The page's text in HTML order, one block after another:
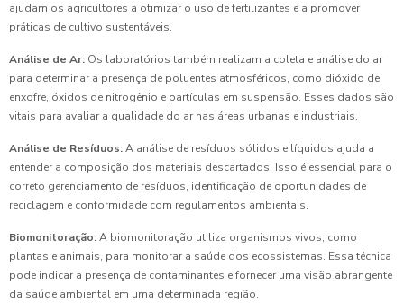
ajudam os agricultores a otimizar o uso de fertilizantes e a promover
práticas de cultivo sustentáveis.
Análise de Ar: Os laboratórios também realizam a coleta e análise do ar
para determinar a presença de poluentes atmosféricos, como dióxido de
enxofre, óxidos de nitrogênio e partículas em suspensão. Esses dados são
vitais para avaliar a qualidade do ar nas áreas urbanas e industriais.
Análise de Resíduos:A análise de resíduos sólidos e líquidos ajuda a
entender a composição dos materiais descartados. Isso é essencial para o
correto gerenciamento de resíduos, identificação de oportunidades de
reciclagem e conformidade com regulamentos ambientais.
Biomonitoração:A biomonitoração utiliza organismos vivos, como
plantas e animais, para monitorar a saúde dos ecossistemas. Essa técnica
pode indicar a presença de contaminantes e fornecer uma visão abrangente
da saúde ambiental em uma determinada região.